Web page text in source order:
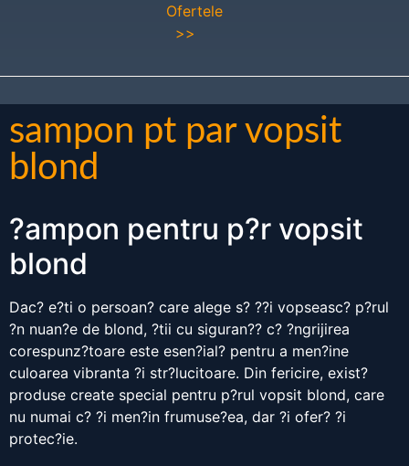
Ofertele
>>
sampon pt par vopsit
blond
?ampon pentru p?r vopsit
blond
Dac? e?ti o persoan? care alege s? ??i vopseasc? p?rul
?n nuan?e de blond, ?tii cu siguran?? c? ?ngrijirea
corespunz?toare este esen?ial? pentru a men?ine
culoarea vibranta ?i str?lucitoare. Din fericire, exist?
produse create special pentru p?rul vopsit blond, care
nu numai c? ?i men?in frumuse?ea, dar ?i ofer? ?i
protec?ie.